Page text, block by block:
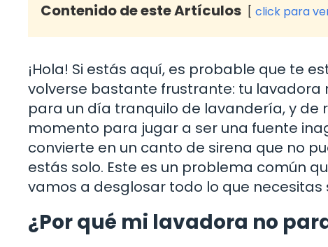
Contenido de este Artículos click para
¡Hola! Si estás aquí, es probable que te
volverse bastante frustrante: tu
para un día tranquilo de lavandería, y de
momento para jugar a ser una fuente
convierte en un canto de sirena que no
estás solo. Este es un problema común
vamos a desglosar todo lo que
¿Por qué mi lavadora no